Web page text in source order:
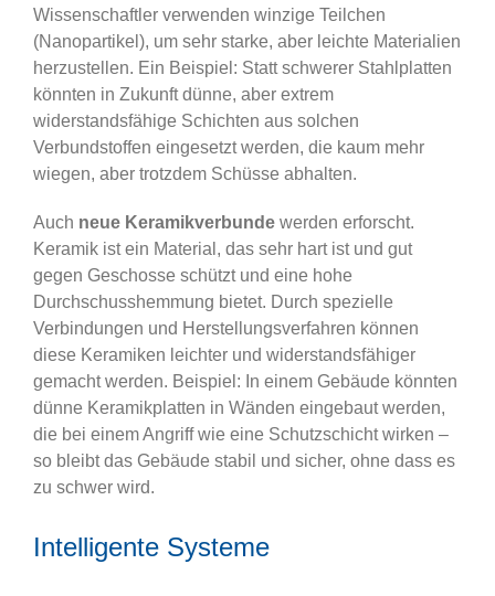
Wissenschaftler verwenden winzige Teilchen
(Nanopartikel), um sehr starke, aber leichte Materialien
herzustellen. Ein Beispiel: Statt schwerer Stahlplatten
könnten in Zukunft dünne, aber extrem
widerstandsfähige Schichten aus solchen
Verbundstoffen eingesetzt werden, die kaum mehr
wiegen, aber trotzdem Schüsse abhalten.
Auch neue Keramikverbunde werden erforscht.
Keramik ist ein Material, das sehr hart ist und gut
gegen Geschosse schützt und eine hohe
Durchschusshemmung bietet. Durch spezielle
Verbindungen und Herstellungsverfahren können
diese Keramiken leichter und widerstandsfähiger
gemacht werden. Beispiel: In einem Gebäude könnten
dünne Keramikplatten in Wänden eingebaut werden,
die bei einem Angriff wie eine Schutzschicht wirken –
so bleibt das Gebäude stabil und sicher, ohne dass es
zu schwer wird.
Intelligente Systeme